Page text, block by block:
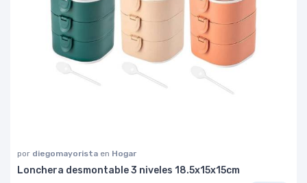
por diegomayorista en Hogar
Lonchera desmontable 3 niveles 18.5x15x15cm